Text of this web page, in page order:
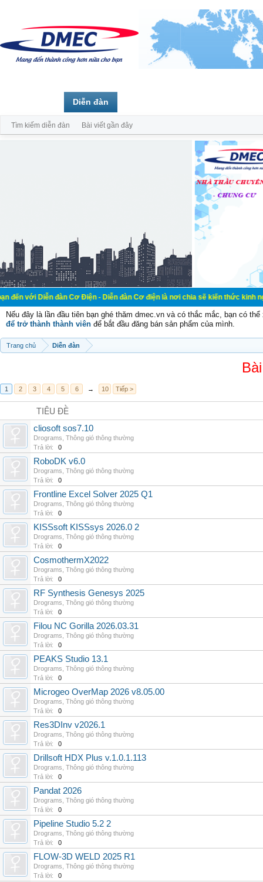
đàn Cơ Điện - Diễn đàn Cơ điện là nơi chia sẽ kiến thức kinh nghiệm
Nếu đây là lần đầu tiên bạn ghé thăm dmec.vn và có thắc mắc, bạn có
để trở thành thành viên để bắt đầu đăng bán sản phẩm của mình.
Trang chủ Diễn đàn
1 2 3 4 5 6 → 10 Tiếp >
TIÊU ĐỀ
cliosoft sos7.10
Drograms Thông gió thông thường
Trả lời:
0
RoboDK v6.0
Drograms Thông gió thông thường
Trả lời:
0
Frontline Excel Solver 2025 Q1
Drograms Thông gió thông thường
Trả lời:
0
KISSsoft KISSsys 2026.0 2
Drograms Thông gió thông thường
Trả lời:
0
CosmothermX2022
Drograms Thông gió thông thường
Trả lời:
0
RF Synthesis Genesys 2025
Drograms Thông gió thông thường
Trả lời:
0
Filou NC Gorilla 2026.03.31
Drograms Thông gió thông thường
Trả lời:
0
PEAKS Studio 13.1
Drograms Thông gió thông thường
Trả lời:
0
Microgeo OverMap 2026 v8.05.00
Drograms Thông gió thông thường
Trả lời:
0
Res3DInv v2026.1
Drograms Thông gió thông thường
Trả lời:
0
Drillsoft HDX Plus v.1.0.1.113
Drograms Thông gió thông thường
Trả lời:
0
Pandat 2026
Drograms Thông gió thông thường
Trả lời:
0
Pipeline Studio 5.2 2
Drograms Thông gió thông thường
Trả lời:
0
FLOW-3D WELD 2025 R1
Drograms Thông gió thông thường
Trả lời:
0
Diễn đàn
Tìm kiếm diễn đàn Bài viết gần đây